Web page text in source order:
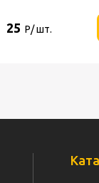
25 Р/ шт.